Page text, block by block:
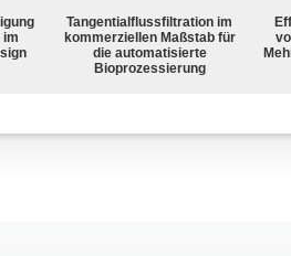
im
Tangentialflussfiltration im
kommerziellen Maßstab für
die automatisierte
Bioprozessierung